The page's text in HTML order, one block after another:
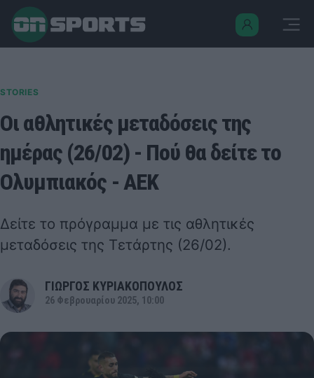
STORIES
Οι αθλητικές μεταδόσεις της
ημέρας (26/02) - Πού θα δείτε το
Ολυμπιακός - ΑΕΚ
Δείτε το πρόγραμμα με τις αθλητικές
μεταδόσεις της Τετάρτης (26/02).
ΓΙΩΡΓΟΣ ΚΥΡΙΑΚΟΠΟΥΛΟΣ
26 Φεβρουαρίου 2025, 10:00